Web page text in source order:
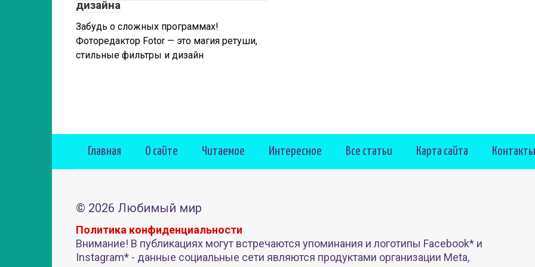
дизайна
Забудь о сложных программах!
Фоторедактор Fotor — это магия ретуши,
стильные фильтры и дизайн
Главная О сайте Читаемое Интересное Все статьи Карта сайта Контакты
© 2026 Любимый мир
Политика конфиденциальности
Внимание! В публикациях могут встречаются упоминания и логотипы Facebook* и
Instagram* - данные социальные сети являются продуктами организации Meta,